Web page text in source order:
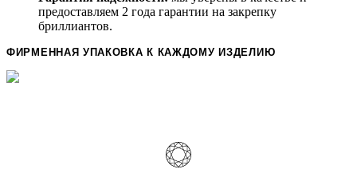
предоставляем 2 года гарантии на закрепку
бриллиантов.
ФИРМЕННАЯ УПАКОВКА К КАЖДОМУ ИЗДЕЛИЮ